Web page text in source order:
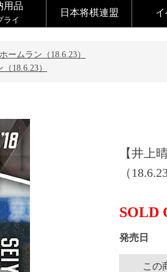
用品
ライ
日本将棋連盟 イ
ームラン（18.6.23）
18.6.23）
【井上
（
SOLD
発売日
この